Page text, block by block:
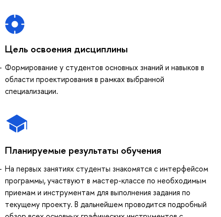
Цель освоения дисциплины
Формирование у студентов основных знаний и навыков в
области проектирования в рамках выбранной
специализации.
Планируемые результаты обучения
На первых занятиях студенты знакомятся с интерфейсом
программы, участвуют в мастер-классе по необходимым
приемам и инструментам для выполнения задания по
текущему проекту. В дальнейшем проводится подробный